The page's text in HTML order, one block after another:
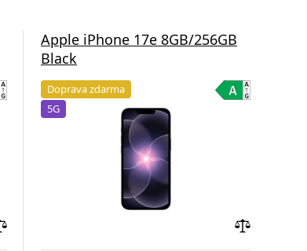
Apple iPhone 17e 8GB/256GB
Black
Doprava zdarma
5G